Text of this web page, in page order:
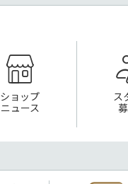
ショップ
ニュース
ス